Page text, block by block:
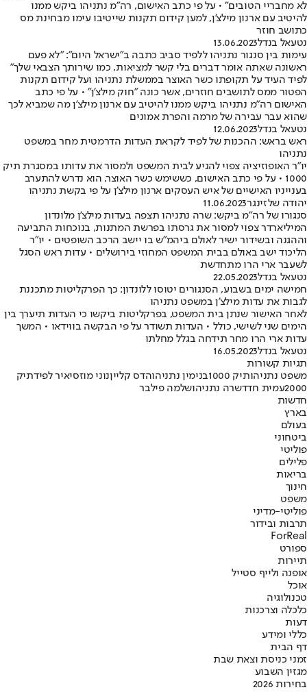
לא מחבריי הטובים" • על פי כתב האישום, רה"מ נתניהו ביקש ממנו
להיטיב עם ארנון מילצ'ן, למען קידום תקנות שייטיבו עימו מבחינת מס
כתושב חוזר
נטעאל בנדל13.06.2023
עימות בין סנגור נתניהו ללפיד סביב כתבה ב"ישראל היום": "לא פעם
ראשונה שאתה אומר דברים בלי קשר למציאות, כמו שירותך הצבאי שלך"
לפיד העיד על תקופתו כשר האוצר בממשלת נתניהו ועל קידום תקנות
הפטור ממס לתושבים חוזרים, אשר כונה "חוק מילצ'ן" • על פי כתב
האישום רה"מ נתניהו ביקש ממנו להיטיב עם ארנון מילצ'ן מה שמביא לכך
שהוא עבר עבירה של מרמה והפרת אמונים
נטעאל בנדל12.06.2023
ראש בראש: ההכנות של לפיד לקראת העדות הדרמטית מחר במשפט
נתניהו
יו"ר האופוזיציה צפוי להגיע לבית המשפט ולמסור את עדותו במסגרת תיק
1000 • על פי כתב האישום, כששימש כשר האוצר, הוא נדרש להתערב
בענייניו האישיים של איש העסקים ארנון מילצ'ן על פי בקשת נתניהו
יהודה שלזינגר11.06.2023
סנגורו של רה"מ ביקש: שרה נתניהו תצפה בעדות מילצ'ן מלונדון
המיליארדר צפוי למסור את גרסתו בפרשת המתנות, בנוכחות התביעה
וההגנה ובשידור ישיר לאולם ביהמ"ש בו יישב הרכב השופטים • יו"ר
הליכוד ישב באולם בבית המשפט המחוזי בירושלים • עדות ראש הסגל
לשעבר ארי הרו מתחדשת
נטעאל בנדל22.05.2023
חמישה ימים בשבוע, הסנגורים יטוסו ללונדון: כך הפרקליטות מתכננת
לגבות את עדות מילצ'ן במשפט נתניהו
לאחר האישור שנתן בית המשפט, בפרקליטות ביקשו כי העדות תיערך בין
הימים שני לשישי, כולל • העדות תשודר על פי הבקשה בווידאו • המשך
עדות ארי הרו מחר תידחה בגלל מחלתו
נטעאל בנדל16.05.2023
תגיות קשורות
משפט נתניהותיק 1000 בנימין נתניהוהדס קלייןנוני מוזסיאיר לפידתיק
2000עמית חדדשרה נתניהושלמה פילבר
חדשות
בארץ
בעולם
ביטחוני
פוליטי
פלילים
בריאות
חינוך
משפט
פוליטי-מדיני
תרבות ובידור
ForReal
ספורט
תיירות
אופנה ולייף סטייל
אוכל
טכנולוגיה
כלכלה וצרכנות
דעות
כללי ומידע
דף הבית
זמני כניסת וצאת שבת
מגזין השבוע
בחירות 2026